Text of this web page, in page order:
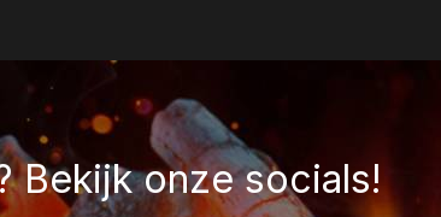
Bekijk onze socials!